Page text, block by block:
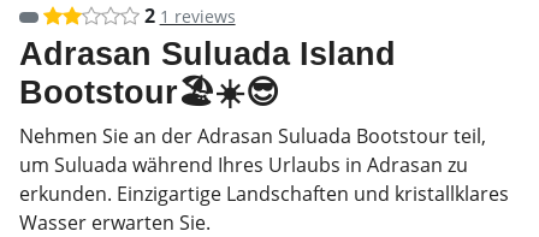
2 1 reviews
Adrasan Suluada Island
Bootstour🏖☀😎
Nehmen Sie an der Adrasan Suluada Bootstour teil,
um Suluada während Ihres Urlaubs in Adrasan zu
erkunden. Einzigartige Landschaften und kristallklares
Wasser erwarten Sie.